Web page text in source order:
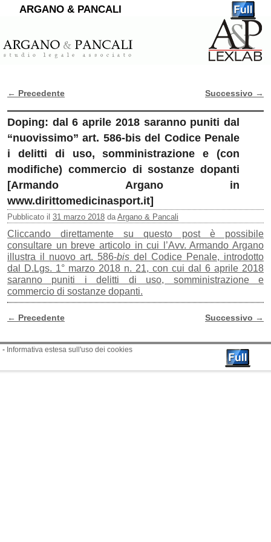
ARGANO & PANCALI
Navigazione Articoli
← Precedente Successivo →
Doping: dal 6 aprile 2018 saranno puniti dal
“nuovissimo” art. 586-bis del Codice Penale
i delitti di uso, somministrazione e (con
modifiche) commercio di sostanze dopanti
[Armando Argano in
www.dirittomedicinasport.it]
Pubblicato il 31 marzo 2018 daArgano & Pancali
Cliccando direttamente su questo post è possibile
consultare un breve articolo in cui l’Avv. Armando Argano
illustra il nuovo art. 586-bis del Codice Penale, introdotto
dal D.Lgs. 1° marzo 2018 n. 21, con cui dal 6 aprile 2018
saranno puniti i delitti di uso, somministrazione e
commercio di sostanze dopanti.
Navigazione Articoli
← Precedente Successivo →
- Informativa estesa sull'uso dei cookies